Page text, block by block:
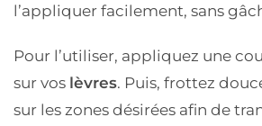
l’appliquer facilement, sans
Pour l’utiliser, appliquez une
sur vos lèvres. Puis, frottez
sur les zones désirées afin de